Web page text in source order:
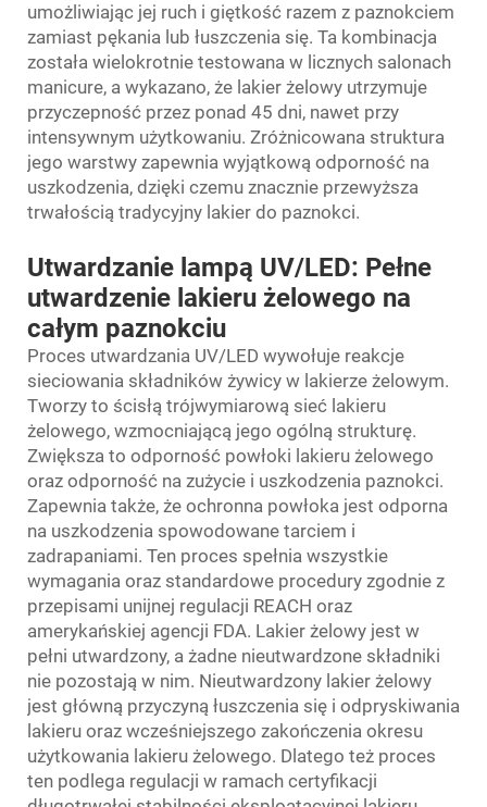
umożliwiając jej ruch i giętkość razem z paznokciem
zamiast pękania lub łuszczenia się. Ta kombinacja
została wielokrotnie testowana w licznych salonach
manicure, a wykazano, że lakier żelowy utrzymuje
przyczepność przez ponad 45 dni, nawet przy
intensywnym użytkowaniu. Zróżnicowana struktura
jego warstwy zapewnia wyjątkową odporność na
uszkodzenia, dzięki czemu znacznie przewyższa
trwałością tradycyjny lakier do paznokci.
Utwardzanie lampą UV/LED: Pełne
utwardzenie lakieru żelowego na
całym paznokciu
Proces utwardzania UV/LED wywołuje reakcje
sieciowania składników żywicy w lakierze żelowym.
Tworzy to ścisłą trójwymiarową sieć lakieru
żelowego, wzmocniającą jego ogólną strukturę.
Zwiększa to odporność powłoki lakieru żelowego
oraz odporność na zużycie i uszkodzenia paznokci.
Zapewnia także, że ochronna powłoka jest odporna
na uszkodzenia spowodowane tarciem i
zadrapaniami. Ten proces spełnia wszystkie
wymagania oraz standardowe procedury zgodnie z
przepisami unijnej regulacji REACH oraz
amerykańskiej agencji FDA. Lakier żelowy jest w
pełni utwardzony, a żadne nieutwardzone składniki
nie pozostają w nim. Nieutwardzony lakier żelowy
jest główną przyczyną łuszczenia się i odpryskiwania
lakieru oraz wcześniejszego zakończenia okresu
użytkowania lakieru żelowego. Dlatego też proces
ten podlega regulacji w ramach certyfikacji